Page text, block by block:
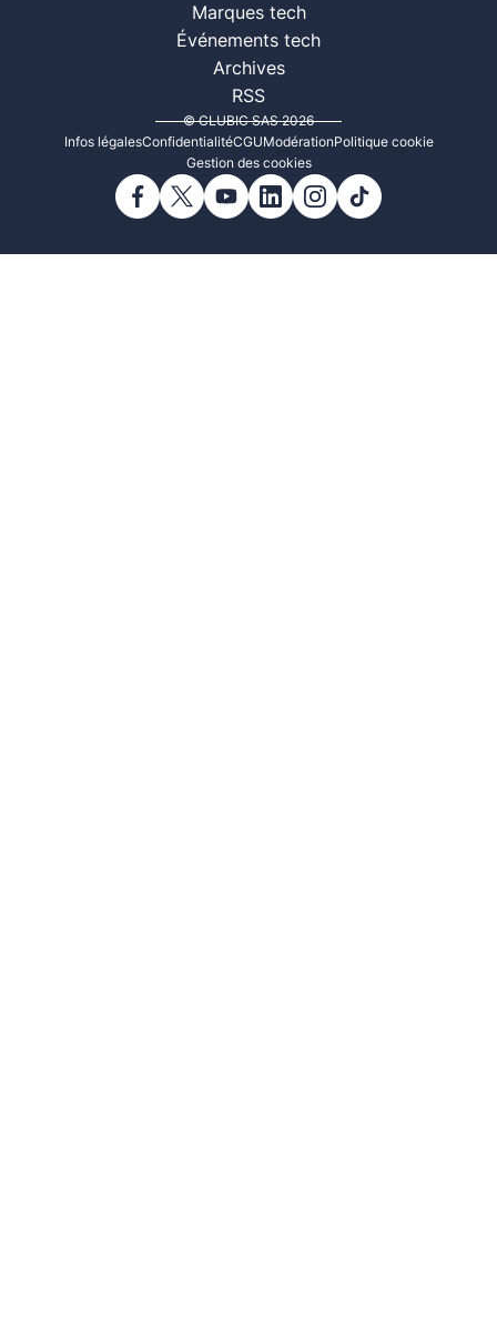
Marques tech
Événements tech
Archives
RSS
© CLUBIC SAS 2026
Infos légalesConfidentialitéCGUModérationPolitique cookie
Gestion des cookies